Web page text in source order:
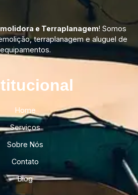
e Terraplanagem! Somos
terraplanagem e aluguel de
equipamentos.
Home
Serviços
Sobre Nós
Contato
Blog